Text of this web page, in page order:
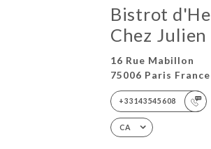
Bistrot
Chez Julien
16 Rue Mabillon
75006 Paris France
+33143545608
CA